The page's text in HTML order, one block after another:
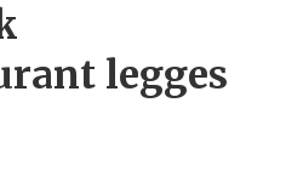
legges